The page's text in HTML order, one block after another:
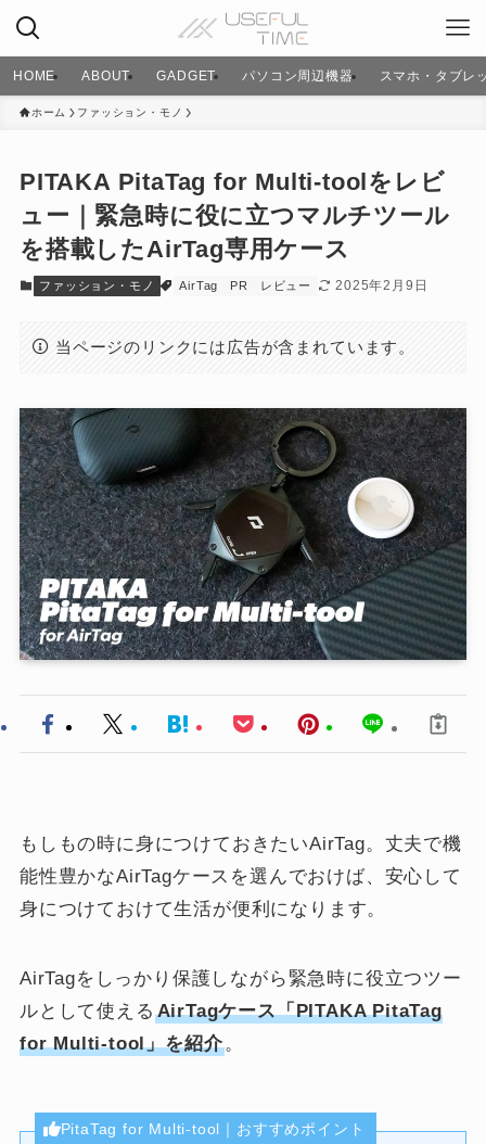
HOME ABOUT GADGET パソコン周辺機器 スマホ・タブレ
ホーム ファッション・モノ
PITAKA PitaTag for Multi-toolをレビ
ュー｜緊急時に役に立つマルチツール
を搭載したAirTag専用ケース
ファッション・モノ AirTag PR レビュー 2025年2月9日
当ページのリンクには広告が含まれています。
もしもの時に身につけておきたいAirTag。丈夫で機
能性豊かなAirTagケースを選んでおけば、安心して
身につけておけて生活が便利になります。
AirTagをしっかり保護しながら緊急時に役立つツー
ルとして使える AirTagケース「PITAKA PitaTag
for Multi-tool」を紹介。
PitaTag for Multi-tool｜おすすめポイント